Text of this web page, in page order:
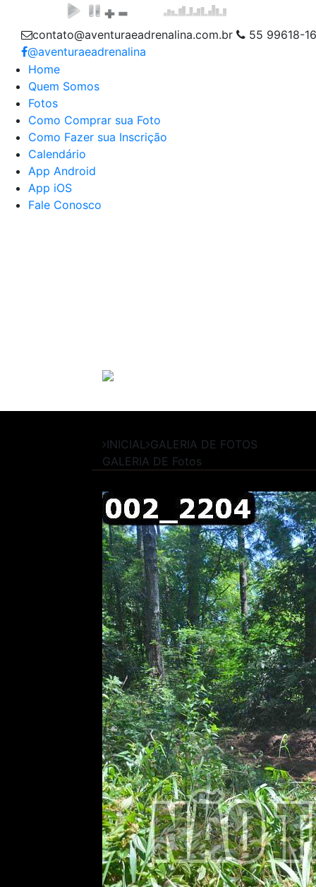
contato@aventuraeadrenalina.com.br
55 99618-
@aventuraeadrenalina
Home
Quem Somos
Fotos
Como Comprar sua Foto
Como Fazer sua Inscrição
Calendário
App Android
App iOS
Fale Conosco
INICIAL GALERIA DE FOTOS
GALERIA DE Fotos